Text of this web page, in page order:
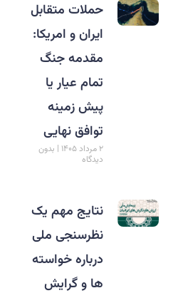
حملات متقابل
ایران و امریکا:
مقدمه جنگ
تمام عیار یا
پیش زمینه
توافق نهایی
۲ مرداد ۱۴۰۵
بدون
دیدگاه
نتایج مهم یک
نظرسنجی ملی
درباره خواسته
ها و گرایش